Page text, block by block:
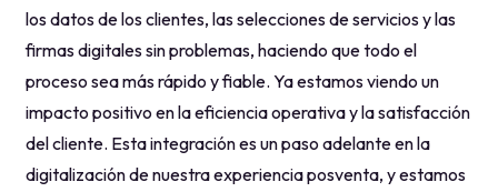
los datos de los clientes, las selecciones de servicios y las
firmas digitales sin problemas, haciendo que todo el
proceso sea más rápido y fiable. Ya estamos viendo un
impacto positivo en la eficiencia operativa y la satisfacción
del cliente. Esta integración es un paso adelante en la
digitalización de nuestra experiencia posventa, y estamos